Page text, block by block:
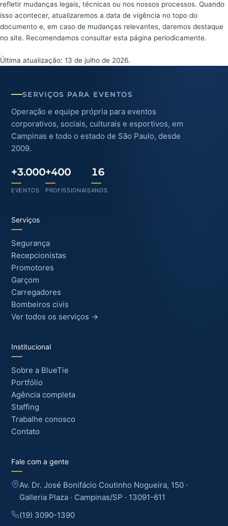
refletir mudanças legais, técnicas ou nos nossos processos. Quando
isso acontecer, atualizaremos a data de vigência no topo do
documento e, em caso de mudanças relevantes, daremos destaque
no site. Recomendamos consultar esta página periodicamente.
Última atualização: 13 de julho de 2026.
SERVIÇOS PARA EVENTOS
Operação e equipe própria para eventos
corporativos, sociais, culturais e esportivos, em
Campinas e todo o estado de São Paulo, desde
2009.
+3.000
EVENTOS
+400
PROFISSIONAIS
16
ANOS
Serviços
Segurança
Recepcionistas
Promotores
Garçom
Carregadores
Bombeiros civis
Ver todos os serviços →
Institucional
Sobre a BlueTie
Portfólio
Agência completa
Staffing
Trabalhe conosco
Contato
Fale com a gente
Av. Dr. José Bonifácio Coutinho Nogueira, 150 ·
Galleria Plaza · Campinas/SP · 13091-611
(19) 3090-1390